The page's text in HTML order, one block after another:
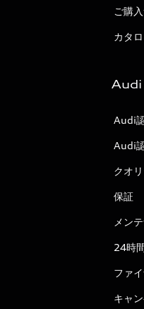
ご購
カタ
Audi
Audi
Audi
クオ
保証
メン
24時
ファ
キャ